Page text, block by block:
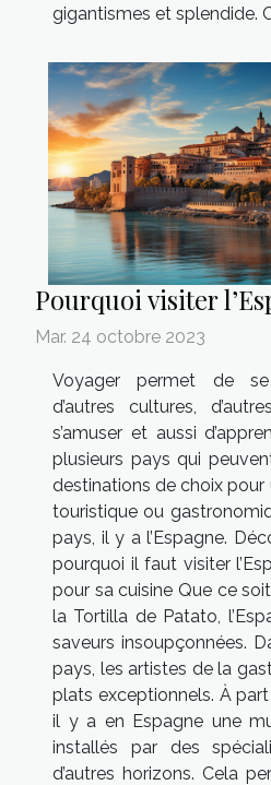
gigantismes et splendide.
Pourquoi visiter
Mar. 24 octobre 2023
Voyager permet de
d’autres cultures,
s’amuser et aussi
plusieurs pays qui
destinations de choix
touristique ou
pays, il y a l’Espagne.
pourquoi il faut visiter
pour sa cuisine Que ce
la Tortilla de Patato,
saveurs insoupçonnées.
pays, les artistes de la
plats exceptionnels. À
il y a en Espagne une
installés par des
d’autres horizons. Cela